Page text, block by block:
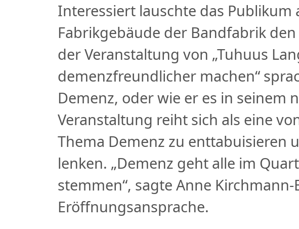
Interessiert lauschte das
Fabrikgebäude der Bandfabrik
der Veranstaltung von „Tuhuus
demenzfreundlicher machen“
Demenz, oder wie er es in seinem
Veranstaltung reiht sich als eine
Thema Demenz zu enttabuisieren
lenken. „Demenz geht alle im
stemmen“, sagte Anne
Eröffnungsansprache.